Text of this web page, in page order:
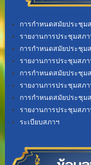
การกำหนดสมัยประชุม
รายงานการประชุมสภา
การกำหนดสมัยประชุม
รายงานการประชุมสภา
การกำหนดสมัยประชุม
รายงานการประชุมสภ
การกำหนดสมัยประชุม
รายงานการประชุมสภ
ระเบียบสภาฯ